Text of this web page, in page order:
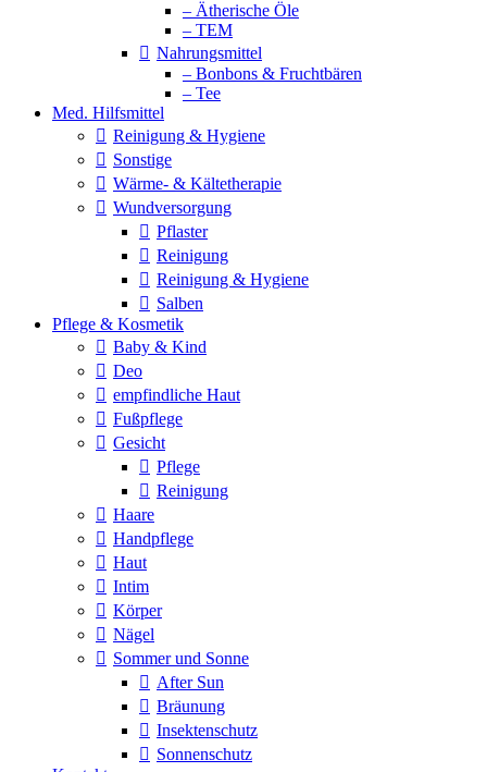
– Ätherische Öle
– TEM
Nahrungsmittel
– Bonbons & Fruchtbären
– Tee
Med. Hilfsmittel
Reinigung & Hygiene
Sonstige
Wärme- & Kältetherapie
Wundversorgung
Pflaster
Reinigung
Reinigung & Hygiene
Salben
Pflege & Kosmetik
Baby & Kind
Deo
empfindliche Haut
Fußpflege
Gesicht
Pflege
Reinigung
Haare
Handpflege
Haut
Intim
Körper
Nägel
Sommer und Sonne
After Sun
Bräunung
Insektenschutz
Sonnenschutz